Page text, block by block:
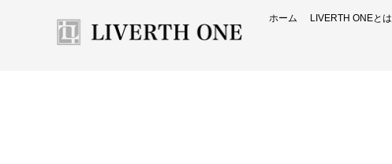
ホーム LIVERTH ONEとは